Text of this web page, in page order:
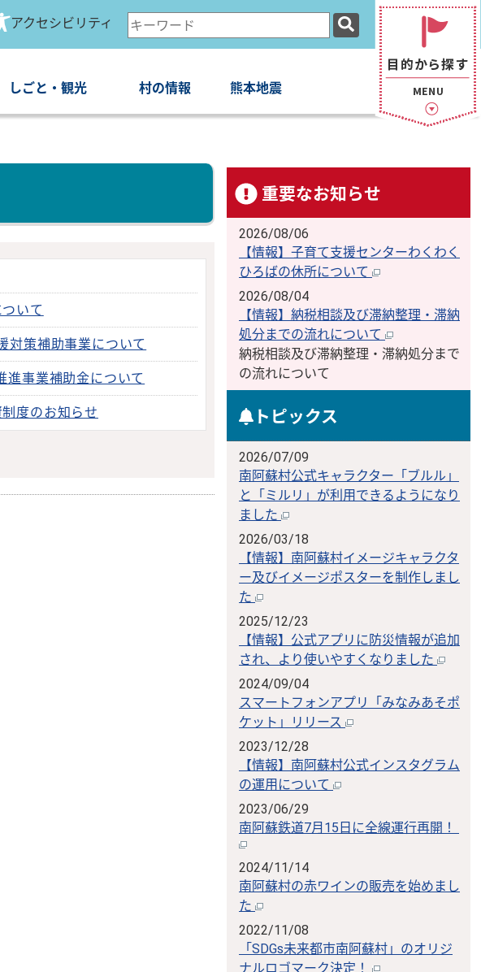
アクセシビリティ
検
索
ー
ー
しごと・観光 村の情報 熊本地震
いて
対策補助事業について
進事業補助金について
度のお知らせ
重要なお知らせ
2026/08/06
【情報】子育て支援センターわくわく
ひろばの休所について
2026/08/04
【情報】納税相談及び滞納整理・滞納
処分までの流れについて
納税相談及び滞納整理・滞納処分まで
の流れについて
トピックス
2026/07/09
南阿蘇村公式キャラクター「ブルル」
と「ミルリ」が利用できるようになり
ました
2026/03/18
【情報】南阿蘇村イメージキャラクタ
ー及びイメージポスターを制作しまし
た
2025/12/23
【情報】公式アプリに防災情報が追加
され、より使いやすくなりました
2024/09/04
スマートフォンアプリ「みなみあそポ
ケット」リリース
2023/12/28
【情報】南阿蘇村公式インスタグラム
の運用について
2023/06/29
南阿蘇鉄道7月15日に全線運行再開！
2024/11/14
南阿蘇村の赤ワインの販売を始めまし
た
2022/11/08
「SDGs未来都市南阿蘇村」のオリジ
ナルロゴマーク決定！